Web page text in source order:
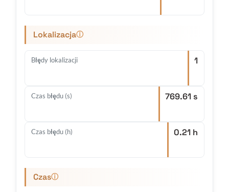
Lokalizacjaⓘ
Błędy lokalizacji 1
Czas błędu (s) 769.61 s
Czas błędu (h) 0.21 h
Czasⓘ